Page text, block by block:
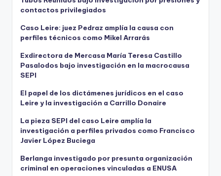
contactos privilegiados
Caso Leire: juez Pedraz amplía la causa con
perfiles técnicos como Mikel Arrarás
Exdirectora de Mercasa María Teresa Castillo
Pasalodos bajo investigación en la macrocausa
SEPI
El papel de los dictámenes jurídicos en el caso
Leire y la investigación a Carrillo Donaire
La pieza SEPI del caso Leire amplía la
investigación a perfiles privados como Francisco
Javier López Buciega
Berlanga investigado por presunta organización
criminal en operaciones vinculadas a ENUSA